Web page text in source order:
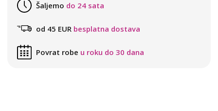
Šaljemo do 24 sata
od 45 EUR besplatna dostava
Povrat robe u roku do 30 dana